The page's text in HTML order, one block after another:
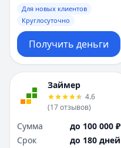
Для новых клиентов
Круглосуточно
Получить деньги
Займер
4.6
(17отзывов)
Сумма
до 100 000 ₽
Срок
до 180 дней